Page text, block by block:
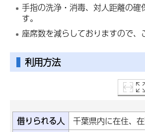
手指の洗浄・消毒、対人距離の確
す。
座席数を減らしておりますので、
利用方法
借りられる人 千葉県内に在住、